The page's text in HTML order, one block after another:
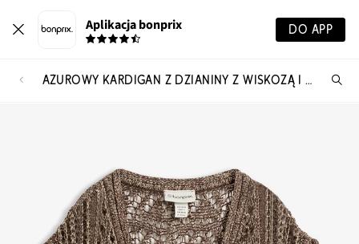
Aplikacja bonprix DO APP
AŻUROWY KARDIGAN Z DZIANINY Z WISKOZĄ I POŁYSKUJĄCĄ NICIĄ